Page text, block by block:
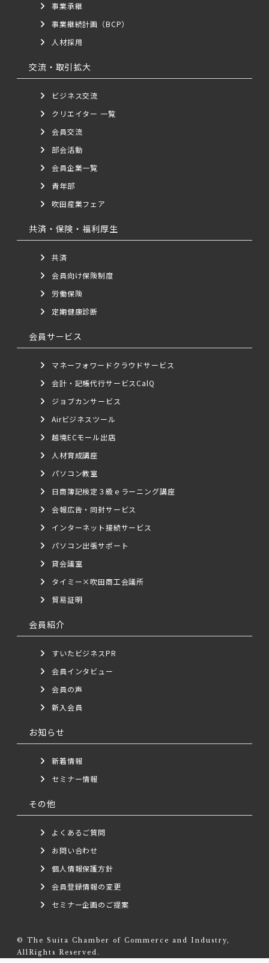
事業承継
事業継続計画（BCP）
人材採用
交流・取引拡大
ビジネス交流
クリエイター 一覧
会員交流
部会活動
会員企業一覧
青年部
吹田産業フェア
共済・保険・福利厚生
共済
会員向け保険制度
労働保険
定期健康診断
会員サービス
マネーフォワードクラウドサービス
会計・記帳代行サービスCalQ
ジョブカンサービス
Airビジネスツール
越境ECモール出店
人材育成講座
パソコン教室
日商簿記検定３級ｅラーニング講座
会報広告・同封サービス
インターネット接続サービス
パソコン出張サポート
貸会議室
タイミー×吹田商工会議所
貿易証明
会員紹介
すいたビジネスPR
会員インタビュー
会員の声
新入会員
お知らせ
新着情報
セミナー情報
その他
よくあるご質問
お問い合わせ
個人情報保護方針
会員登録情報の変更
セミナー企画のご提案
© The Suita Chamber of Commerce and Industry,
AllRights Reserved.